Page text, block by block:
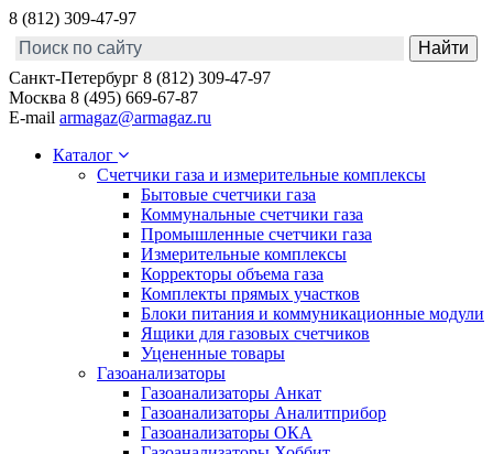
8 (812) 309-47-97
Санкт-Петербург 8 (812) 309-47-97
Москва 8 (495) 669-67-87
E-mail armagaz@armagaz.ru
Каталог
Счетчики газа и измерительные комплексы
Бытовые счетчики газа
Коммунальные счетчики газа
Промышленные счетчики газа
Измерительные комплексы
Корректоры объема газа
Комплекты прямых участков
Блоки питания и коммуникационные модули
Ящики для газовых счетчиков
Уцененные товары
Газоанализаторы
Газоанализаторы Анкат
Газоанализаторы Аналитприбор
Газоанализаторы ОКА